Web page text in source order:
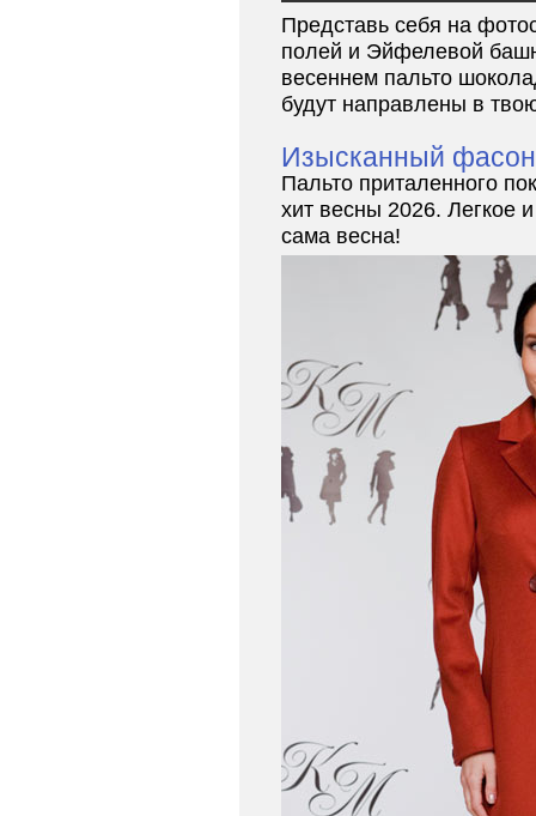
Представь себя на
полей и Эйфелевой
весеннем пальто
будут направлены в
Изысканный фасон
Пальто приталенного
хит весны 2026. Легкое
сама весна!